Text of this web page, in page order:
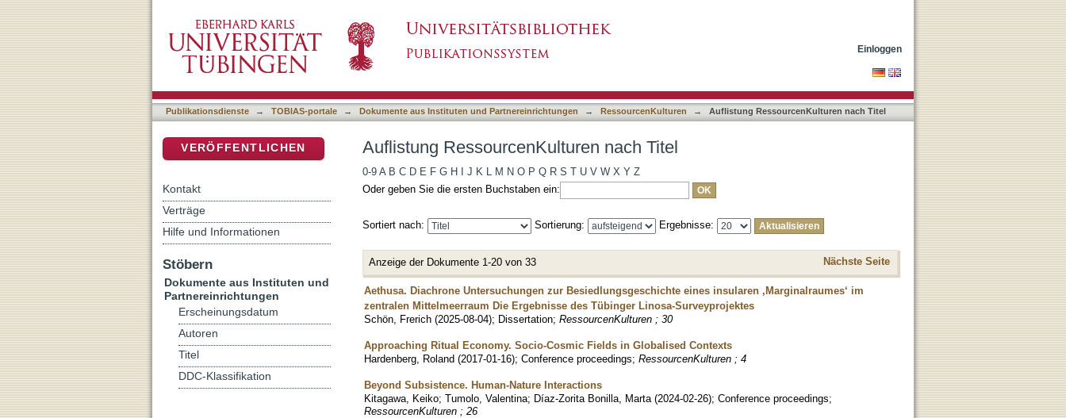
Einloggen
Publikationsdienste → TOBIAS-portale → Dokumente aus Instituten und Partnereinrichtungen → RessourcenKulturen → Auflistung RessourcenKulturen nach Titel
Auflistung RessourcenKulturen nach Titel
0-9 A B C D E F G H J K L M N O P Q R S T U V W X Y Z
Oder geben Sie die ersten Buchstaben ein:
Sortiert nach: Sortierung: Ergebnisse:
Anzeige der Dokumente 1-20 von 33 Nächste Seite
Aethusa. Diachrone Untersuchungen zur Besiedlungsgeschichte eines insularen ‚Marginalraumes‘ im
zentralen Mittelmeerraum Die Ergebnisse des Tübinger Linosa-Surveyprojektes
Schön, Frerich (2025-08-04); Dissertation; RessourcenKulturen ; 30
Approaching Ritual Economy. Socio-Cosmic Fields in Globalised Contexts
Hardenberg, Roland (2017-01-16); Conference proceedings; RessourcenKulturen ; 4
Beyond Subsistence. Human-Nature Interactions
Kitagawa, Keiko; Tumolo, Valentina; Díaz-Zorita Bonilla, Marta (2024-02-26); Conference proceedings;
RessourcenKulturen ; 26
VERÖFFENTLICHEN
Kontakt
Verträge
Hilfe und Informationen
Stöbern
Dokumente aus Instituten und
Partnereinrichtungen
Erscheinungsdatum
Autoren
Titel
DDC-Klassifikation